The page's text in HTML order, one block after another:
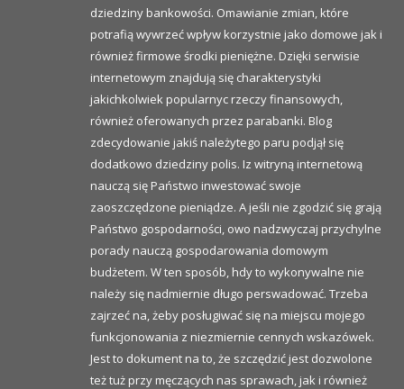
dziedziny bankowości. Omawianie zmian, które
potrafią wywrzeć wpływ korzystnie jako domowe jak i
również firmowe środki pieniężne. Dzięki serwisie
internetowym znajdują się charakterystyki
jakichkolwiek popularnyc rzeczy finansowych,
również oferowanych przez parabanki. Blog
zdecydowanie jakiś należytego paru podjął się
dodatkowo dziedziny polis. Iz witryną internetową
nauczą się Państwo inwestować swoje
zaoszczędzone pieniądze. A jeśli nie zgodzić się grają
Państwo gospodarności, owo nadzwyczaj przychylne
porady nauczą gospodarowania domowym
budżetem. W ten sposób, hdy to wykonywalne nie
należy się nadmiernie długo perswadować. Trzeba
zajrzeć na, żeby posługiwać się na miejscu mojego
funkcjonowania z niezmiernie cennych wskazówek.
Jest to dokument na to, że szczędzić jest dozwolone
też tuż przy męczących nas sprawach, jak i również